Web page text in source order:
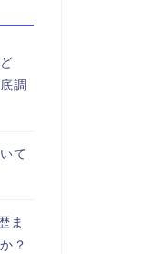
調
て
ま
？